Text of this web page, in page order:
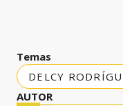
Temas
DELCY
AUTOR